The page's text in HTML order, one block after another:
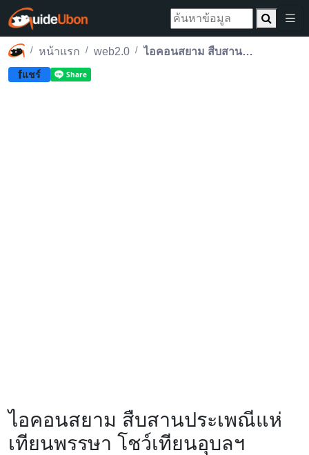
หน้าแรก web2.0 ไอคอนสยาม สืบสานประเพณีแห่เทียนพรรษา โชว์เทียนอุบลฯ
fแชร์
ไอคอนสยาม สืบสานประเพณีแห่
เทียนพรรษา โชว์เทียนอุบลฯ